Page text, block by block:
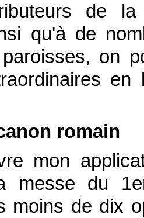
de
qu'à de
on
romain
mon
messe du
moins de dix